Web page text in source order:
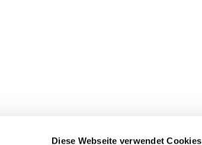
Diese Webseite verwendet Cookies